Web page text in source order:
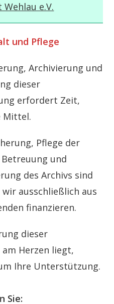
e.V.
und Pflege
Archivierung und
dieser
erfordert Zeit,
Mittel.
Pflege der
und
des Archivs sind
ausschließlich aus
finanzieren.
dieser
Herzen liegt,
Ihre Unterstützung.
Sie: